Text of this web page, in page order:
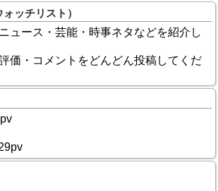
ッチリスト）
ュース・芸能・時事ネタなどを紹介し
価・コメントをどんどん投稿してくだ